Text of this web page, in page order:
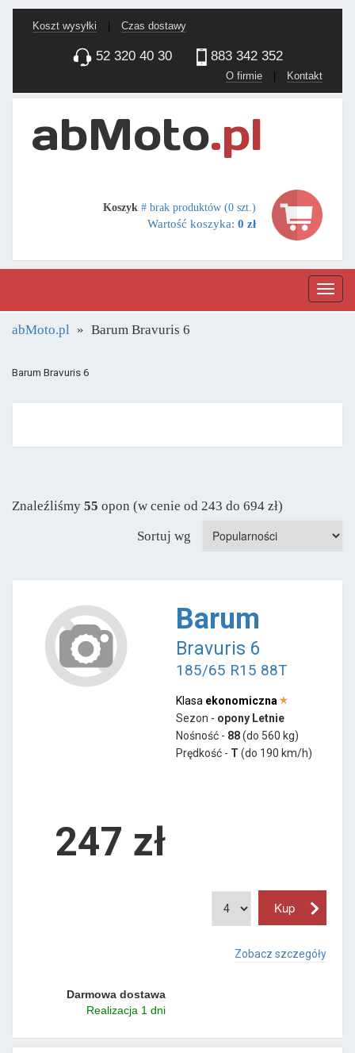
Koszt wysyłki Czas dostawy
52 320 40 30 883 342 352
O firmie | Kontakt
Koszyk # brak produktów (0 szt.)
Wartość koszyka: 0 zł
abMoto.pl Barum Bravuris 6
Barum Bravuris 6
Znaleźliśmy 55 opon (w cenie od 243 do 694 zł)
Sortuj wg
Barum
Bravuris 6
185/65 R15 88T
Klasa ekonomiczna
Sezon - opony Letnie
Nośność - 88(do 560 kg)
Prędkość - T (do 190 km/h)
247 zł
Zobacz szczegóły
Darmowa dostawa
Realizacja 1 dni